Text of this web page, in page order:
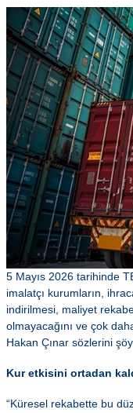
5 Mayıs 2026 tarihinde
imalatçı kurumların,
indirilmesi, maliyet
olmayacağını ve çok
Hakan Çınar sözlerini
Kur etkisini ortadan
“Küresel rekabette bu